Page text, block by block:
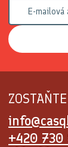
+420